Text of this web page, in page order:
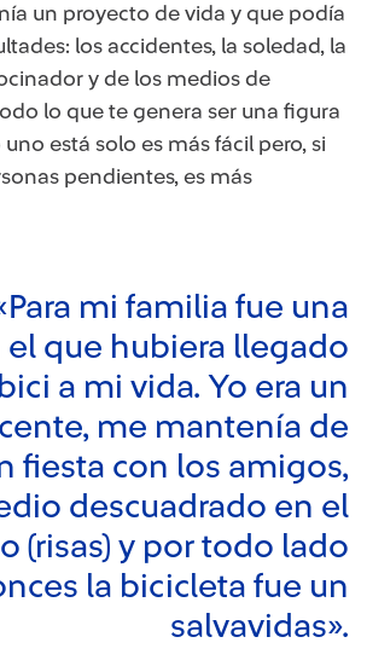
un proyecto de vida y que podía
los accidentes, la soledad, la
y de los medios de
lo que te genera ser una figura
está solo es más fácil pero, si
pendientes, es más
mi familia fue una
que hubiera llegado
a mi vida. Yo era un
me mantenía de
fiesta con los amigos,
descuadrado en el
(risas) y por todo lado
la bicicleta fue un
salvavidas».